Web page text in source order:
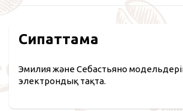
Сипаттама
Эмилия және Себастьяно
электрондық тақта.